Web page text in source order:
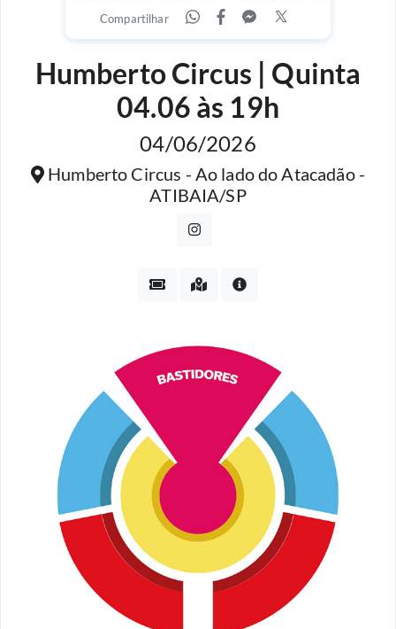
Compartilhar
Humberto Circus | Quinta
04.06 às 19h
04/06/2026
Humberto Circus - Ao lado do Atacadão -
ATIBAIA/SP